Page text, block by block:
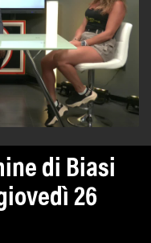
di Biasi
26